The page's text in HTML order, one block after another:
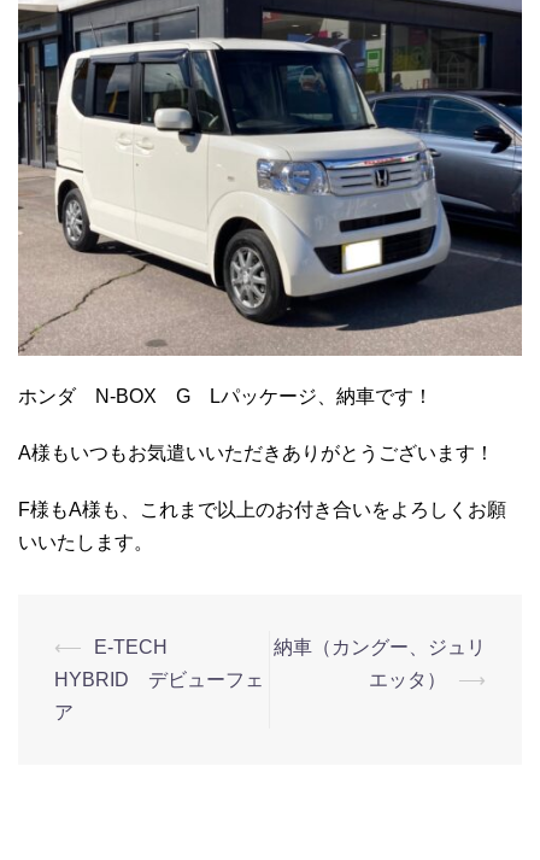
ホンダ N-BOX G Lパッケージ、納車です！
A様もいつもお気遣いいただきありがとうございます！
F様もA様も、これまで以上のお付き合いをよろしくお願
いいたします。
⟵
E-TECH
HYBRID デビューフェ
ア
納車（カングー、ジュリ
エッタ）
⟶